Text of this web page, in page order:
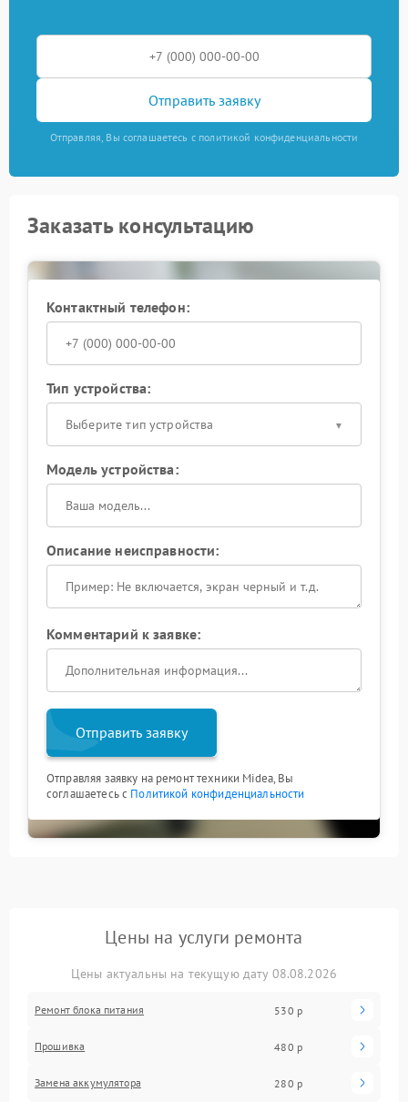
Отправить заявку
Отправляя, Вы соглашаетесь с политикой конфиденциальности
Заказать консультацию
Контактный телефон:
Тип устройства:
Выберите тип устройства
Модель устройства:
Описание неисправности:
Комментарий к заявке:
Отправить заявку
Отправляя заявку на ремонт техники Midea, Вы
соглашаетесь с Политикой конфиденциальности
Цены на услуги ремонта
Цены актуальны на текущую дату 08.08.2026
Ремонт блока питания 530 р
Прошивка 480 р
Замена аккумулятора 280 р